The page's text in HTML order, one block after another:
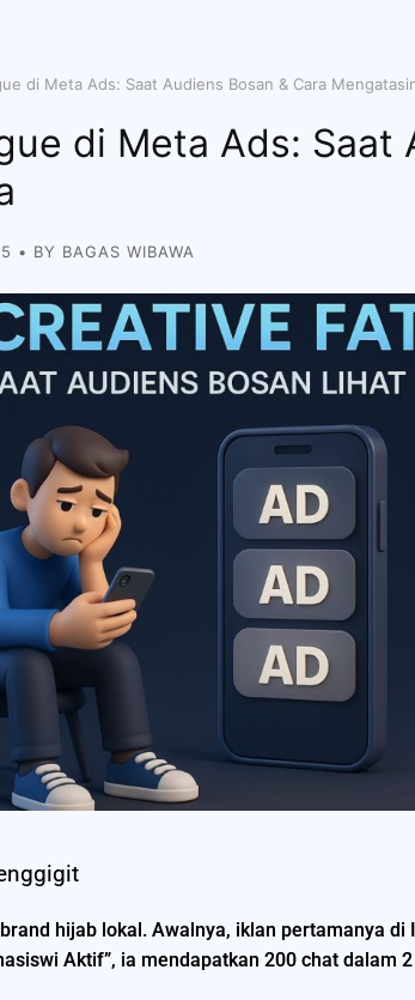
di Meta Ads: Saat Audiens Bosan & Cara
di Meta Ads: Saat
• BY BAGAS WIBAWA
hijab lokal. Awalnya, iklan pertamanya
Aktif”, ia mendapatkan 200 chat dalam